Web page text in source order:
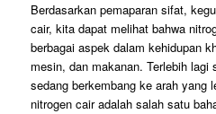
Berdasarkan pemaparan sifat,
cair, kita dapat melihat bahwa
berbagai aspek dalam kehidupan
mesin, dan makanan. Terlebih
sedang berkembang ke arah yang
nitrogen cair adalah salah satu